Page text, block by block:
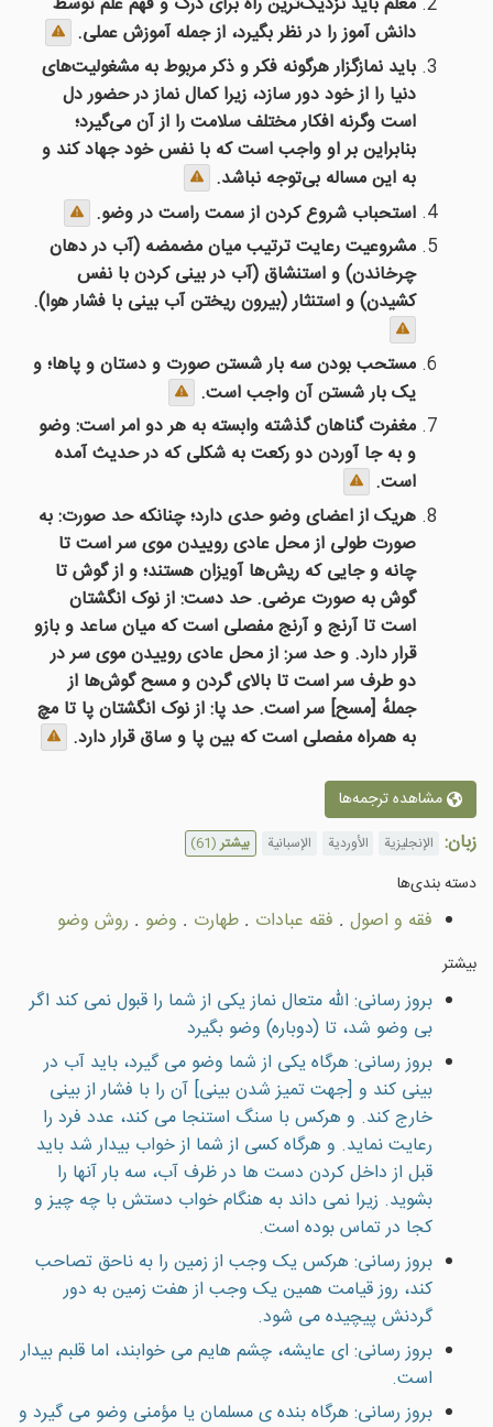
دانش آموز را در نظر بگیرد، از جمله آموزش عملی.
باید نمازگزار هرگونه فکر و ذکر مربوط به مشغولیت‌های
دنیا را از خود دور سازد، زیرا کمال نماز در حضور دل
است وگرنه افکار مختلف سلامت را از آن می‌گیرد؛
بنابراین بر او واجب است که با نفس خود جهاد کند و
به این مساله بی‌توجه نباشد.
استحباب شروع کردن از سمت راست در وضو.
مشروعیت رعایت ترتیب میان مضمضه (آب در دهان
چرخاندن) و استنشاق (آب در بینی کردن با نفس
کشیدن) و استنثار (بیرون ریختن آب بینی با فشار هوا).
مستحب بودن سه بار شستن صورت و دستان و پاها؛ و
یک بار شستن آن واجب است.
مغفرت گناهان گذشته وابسته به هر دو امر است: وضو
و به جا آوردن دو رکعت به شکلی که در حدیث آمده
است.
هریک از اعضای وضو حدی دارد؛ چنانکه حد صورت: به
صورت طولی از محل عادی روییدن موی سر است تا
چانه و جایی که ریش‌ها آویزان هستند؛ و از گوش تا
گوش به صورت عرضی. حد دست: از نوک انگشتان
است تا آرنج و آرنج مفصلی است که میان ساعد و بازو
قرار دارد. و حد سر: از محل عادی روییدن موی سر در
دو طرف سر است تا بالای گردن و مسح گوش‌ها از
جملهٔ [مسح] سر است. حد پا: از نوک انگشتان پا تا مچ
به همراه مفصلی است که بین پا و ساق قرار دارد.
مشاهده ترجمه‌ها
زبان: الإنجليزية الأوردية الإسبانية بیشتر(61)
دسته بندى‌ها
فقه و اصول . فقه عبادات . طهارت . وضو . روش وضو
بیشتر
بروز رسانی: الله متعال نماز يكى از شما را قبول نمى كند اگر
بى وضو شد، تا (دوباره) وضو بگيرد
بروز رسانی: هرگاه يكی از شما وضو می گيرد، باید آب در
بينی کند و [جهت تمیز شدن بینی] آن را با فشار از بینی
خارج کند. و هركس با سنگ استنجا می كند، عدد فرد را
رعايت نمايد. و هرگاه کسی از شما از خواب بيدار شد باید
قبل از داخل كردن دست ها در ظرف آب، سه بار آنها را
بشويد. زيرا نمی داند به هنگام خواب دستش با چه چيز و
كجا در تماس بوده است.
بروز رسانی: هرکس يک وجب از زمين را به ناحق تصاحب
کند، روز قيامت همين يک وجب از هفت زمين به دور
گردنش پيچيده می شود.
بروز رسانی: ای عايشه، چشم هايم می خوابند، اما قلبم بيدار
است.
بروز رسانی: هرگاه بنده ی مسلمان يا مؤمنی وضو می گيرد و